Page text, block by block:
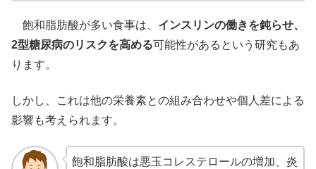
飽和脂肪酸が多い食事は、 インスリンの働きを鈍らせ、
2型糖尿病のリスクを高める可能性があるという研究もあ
ります。
しかし、これは他の栄養素との組み合わせや個人差による
影響も考えられます。
飽和脂肪酸は悪玉コレステロールの増加、炎